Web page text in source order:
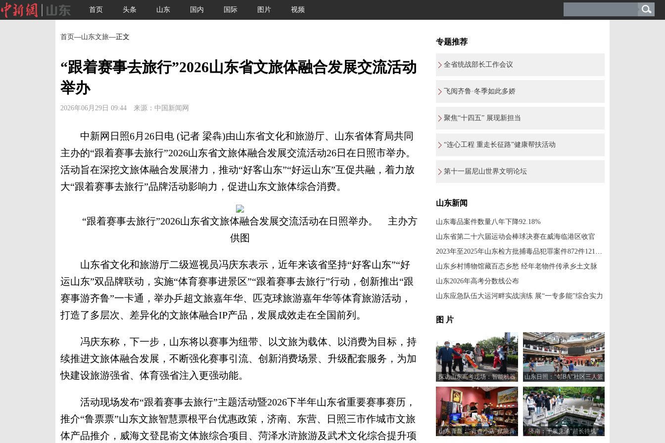
首页 头条 山东 国内 国际 图片 视频
首页—山东文旅—正文
“跟着赛事去旅行”2026山东省文旅体融合发展交流活动
举办
2026年06月29日 09:44 来源：中国新闻网
中新网日照6月26日电 (记者 梁犇)由山东省文化和旅游厅、山东省体育局共同
主办的“跟着赛事去旅行”2026山东省文旅体融合发展交流活动26日在日照市举办。
活动旨在深挖文旅体融合发展潜力，推动“好客山东”“好运山东”互促共融，着力放
大“跟着赛事去旅行”品牌活动影响力，促进山东文旅体综合消费。
“跟着赛事去旅行”2026山东省文旅体融合发展交流活动在日照举办。 主办方
供图
山东省文化和旅游厅二级巡视员冯庆东表示，近年来该省坚持“好客山东”“好
运山东”双品牌联动，实施“体育赛事进景区”“跟着赛事去旅行”行动，创新推出“跟
赛事游齐鲁”一卡通，举办乒超文旅嘉年华、匹克球旅游嘉年华等体育旅游活动，
打造了多层次、差异化的文旅体融合IP产品，发展成效走在全国前列。
冯庆东称，下一步，山东将以赛事为纽带、以文旅为载体、以消费为目标，持
续推进文旅体融合发展，不断强化赛事引流、创新消费场景、升级配套服务，为加
快建设旅游强省、体育强省注入更强动能。
活动现场发布“跟着赛事去旅行”主题活动暨2026下半年山东省重要赛事赛历，
推介“鲁票票”山东文旅智慧票根平台优惠政策，济南、东营、日照三市作城市文旅
体产品推介，威海文登昆嵛文体旅综合项目、菏泽水浒旅游及武术文化综合提升项
专题推荐
全省统战部长工作会议
飞阅齐鲁·冬季如此多娇
聚焦“十四五” 展现新担当
“连心工程 重走长征路”健康帮扶活动
第十一届尼山世界文明论坛
山东新闻
山东毒品案件数量八年下降92.18%
山东省第二十六届运动会棒球决赛在威海临港区收官
2023年至2025年山东检方批捕毒品犯罪案件872件1213人
山东乡村博物馆藏百态乡愁 经年老物件传承乡土文脉
山东2026年高考分数线公布
山东应急队伍大运河畔实战演练 展“一专多能”综合实力
图 片
探访山东高考现场：智能机器
人“趣味护考”
山东日照：“邻BA”社区三人篮
球赛火热开打
山东青岛：“青春小店”赋能青
济南：千泉竞涌“超长待机”